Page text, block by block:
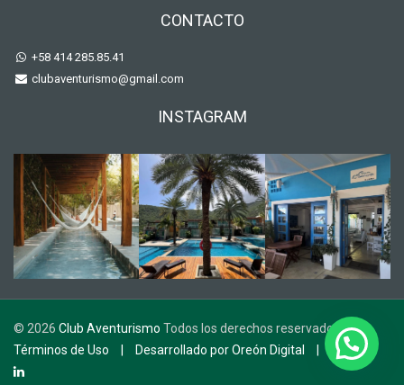
CONTACTO
+58 414 285.85.41
clubaventurismo@gmail.com
INSTAGRAM
© 2026 Club Aventurismo Todos los derechos reservados
Términos de Uso
Desarrollado por Oreón Digital